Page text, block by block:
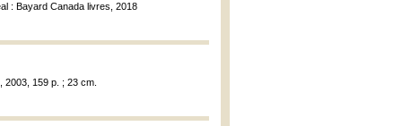
: Bayard Canada livres, 2018
159 p. ; 23 cm.